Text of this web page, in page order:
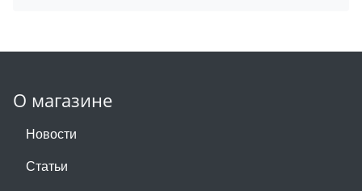
О магазине
Новости
Статьи